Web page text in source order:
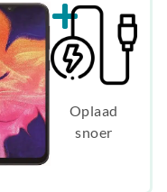
Oplaad
snoer